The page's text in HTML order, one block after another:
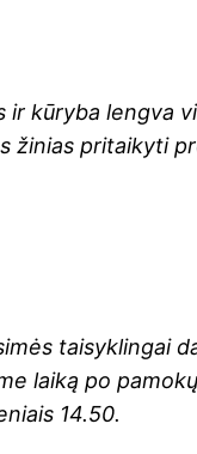
kūryba lengva
žinias pritaikyti
taisyklingai
laiką po
14.50.